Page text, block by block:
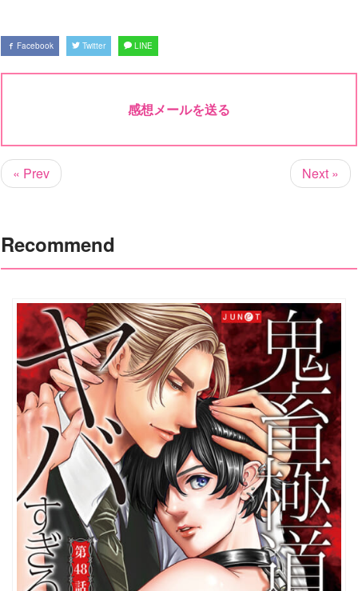
Facebook Twitter LINE
感想メールを送る
« Prev Next »
Recommend